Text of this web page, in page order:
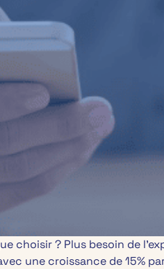
choisir ? Plus besoin de
une croissance de 15%